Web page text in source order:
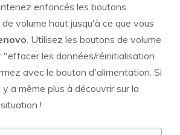
enfoncés les boutons
volume haut jusqu'à ce que vous
. Utilisez les boutons de volume
"effacer les données/réinitialisation
avec le bouton d'alimentation. Si
a même plus à découvrir sur la
!